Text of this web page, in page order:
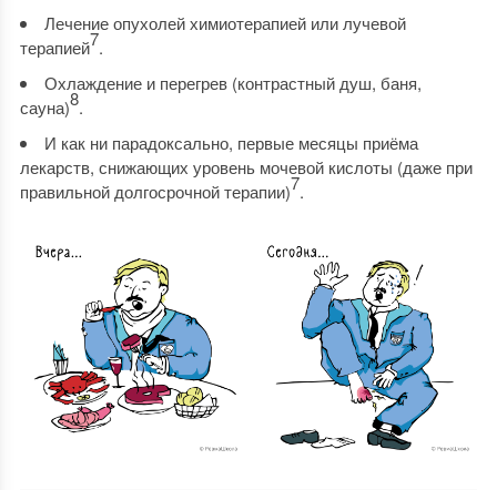
Лечение опухолей химиотерапией или лучевой
терапией7.
Охлаждение и перегрев (контрастный душ, баня,
сауна)8.
И как ни парадоксально, первые месяцы приёма
лекарств, снижающих уровень мочевой кислоты (даже при
правильной долгосрочной терапии)7.